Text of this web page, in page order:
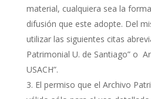
material, cualquiera sea la
difusión que este adopte. Del
utilizar las siguientes citas
Patrimonial U. de Santiago” o
USACH”.
El permiso que el Archivo